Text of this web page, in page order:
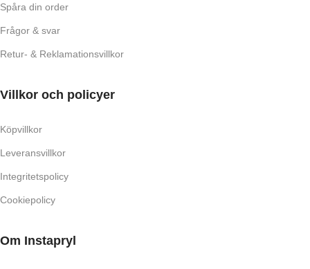
Spåra din order
Frågor & svar
Retur- & Reklamationsvillkor
Villkor och policyer
Köpvillkor
Leveransvillkor
Integritetspolicy
Cookiepolicy
Om Instapryl